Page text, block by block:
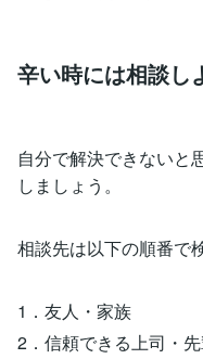
辛い時には相談し
自分で解決できないと
しましょう。
相談先は以下の順番で
1．友人・家族
2．信頼できる上司・